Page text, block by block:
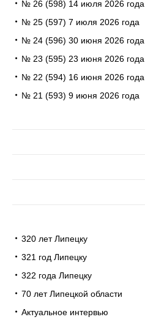
№ 26 (598) 14 июля 2026 года
№ 25 (597) 7 июля 2026 года
№ 24 (596) 30 июня 2026 года
№ 23 (595) 23 июня 2026 года
№ 22 (594) 16 июня 2026 года
№ 21 (593) 9 июня 2026 года
320 лет Липецку
321 год Липецку
322 года Липецку
70 лет Липецкой области
Актуальное интервью